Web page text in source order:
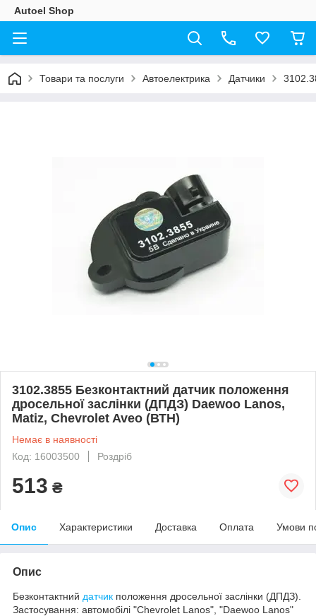
Autoel Shop
Товари та послуги Автоелектрика Датчики
3102.3855 Безконтактний датчик положення
дросельної заслінки (ДПДЗ) Daewoo Lanos,
Matiz, Chevrolet Aveo (ВТН)
Немає в наявності
Код: 16003500
Роздріб
513 ₴
Опис Характеристики Доставка Оплата Умови
Опис
Безконтактний датчик положення дросельної заслінки (ДПДЗ).
Застосування: автомобілі "Chevrolet Lanos", "Daewoo Lanos"